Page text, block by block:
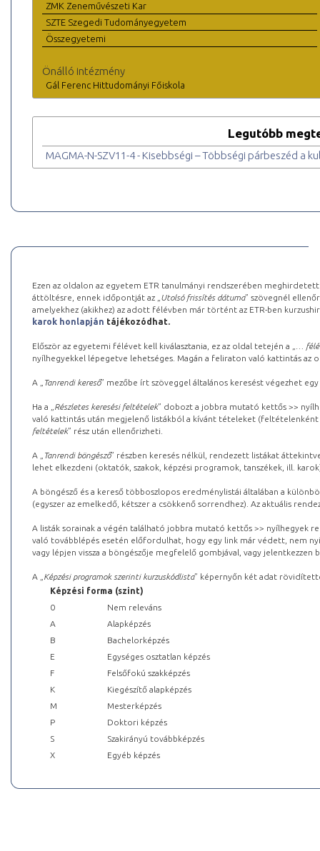
ZMK Zeneművészeti Kar
SZTE Szegedi Tudományegyetem
Összegyetemi
Önálló intézmény
Gál Ferenc Hittudományi Főiskola
Legutóbb
MAGMA-N-SZV11-4 - Kisebbségi – Többségi párbeszéd a
Ezen az oldalon az egyetem ETR tanulmányi rendszerében
áttöltésre, ennek időpontját az „ Utolsó frissítés dátuma” szövegnél
amelyekhez (akikhez) az adott félévben már történt az ETR-ben
karok honlapján tájékozódhat.
Először az egyetemi félévet kell kiválasztania, ez az oldal tetején a „
…
nyílhegyekkel lépegetve lehetséges. Magán a feliraton való kattintás az
A „ Tanrendi kereső” mezőbe írt szöveggel általános keresést végezhet
Ha a „ Részletes keresési feltételek” dobozt a jobbra mutató kettős >>
való kattintás után megjelenő listákból a kívánt tételeket (feltételenként
feltételek” rész után ellenőrizheti.
A „ Tanrendi böngésző” részben keresés nélkül, rendezett listákat
lehet elkezdeni (oktatók, szakok, képzési programok, tanszékek, ill.
A böngésző és a kereső többoszlopos eredménylistái általában a
(egyszer az emelkedő, kétszer a csökkenő sorrendhez). Az aktuális
A listák sorainak a végén található jobbra mutató kettős >> nyílhegyek
való továbblépés esetén előfordulhat, hogy egy link már védett, nem
vagy lépjen vissza a böngészője megfelelő gombjával, vagy
A „ Képzési programok szerinti kurzuskódlista” képernyőn két adat
Képzési forma (szint)
0
Nem releváns
A
Alapképzés
B
Bachelorképzés
E
Egységes osztatlan képzés
F
Felsőfokú szakképzés
K
Kiegészítő alapképzés
M
Mesterképzés
P
Doktori képzés
S
Szakirányú továbbképzés
X
Egyéb képzés